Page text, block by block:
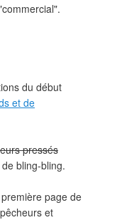
du début
et de
pressés
bling-bling.
page de
et